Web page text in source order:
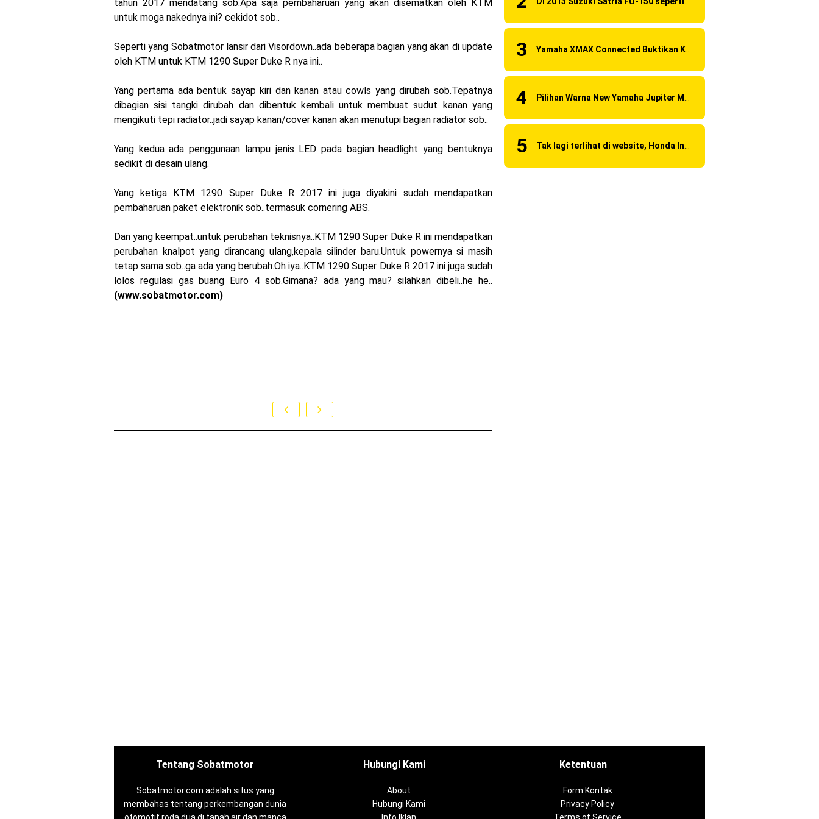
MotoGP : Francesco Bagnaia Juara Dunia MotoGP musim 2023 !
MotoGP Amerika : Alex Rins berhasil juara pertama dan perdana di tim LCR Honda !
Ngabuburide Yamaha Wr 155 R, Para Bikers Menikmati Indahnya Sore di Kota Medan
Impresi pertama Kawasaki Ninja ZX-4RR 2023 yang cuma ada 2 dikota Medan !
tahun 2017 mendatang sob.Apa saja pembaharuan yang akan disematkan oleh KTM
untuk moga nakednya ini? cekidot sob..
Seperti yang Sobatmotor lansir dari Visordown..ada beberapa bagian yang akan di update
oleh KTM untuk KTM 1290 Super Duke R nya ini..
Yang pertama ada bentuk sayap kiri dan kanan atau cowls yang dirubah sob.Tepatnya
dibagian sisi tangki dirubah dan dibentuk kembali untuk membuat sudut kanan yang
mengikuti tepi radiator..jadi sayap kanan/cover kanan akan menutupi bagian radiator sob..
Yang kedua ada penggunaan lampu jenis LED pada bagian headlight yang bentuknya
sedikit di desain ulang.
Yang ketiga KTM 1290 Super Duke R 2017 ini juga diyakini sudah mendapatkan
pembaharuan paket elektronik sob..termasuk cornering ABS.
Dan yang keempat..untuk perubahan teknisnya..KTM 1290 Super Duke R ini mendapatkan
perubahan knalpot yang dirancang ulang,kepala silinder baru.Untuk powernya si masih
tetap sama sob..ga ada yang berubah.Oh iya..KTM 1290 Super Duke R 2017 ini juga sudah
lolos regulasi gas buang Euro 4 sob.Gimana? ada yang mau? silahkan dibeli..he he..
(www.sobatmotor.com)
Tentang Sobatmotor
Sobatmotor.com adalah situs yang
membahas tentang perkembangan dunia
otomotif roda dua di tanah air dan manca
Hubungi Kami
About
Hubungi Kami
Info Iklan
Ketentuan
Form Kontak
Privacy Policy
Terms of Service